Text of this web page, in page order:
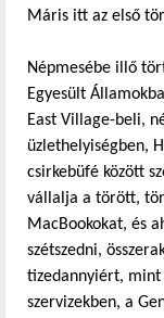
Máris itt az első
Népmesébe illő
Egyesült
East Village-beli,
üzlethelyiségben,
csirkebüfé között
vállalja a törött,
MacBookokat, és
szétszedni,
tizedannyiért, mint
szervizekben, a